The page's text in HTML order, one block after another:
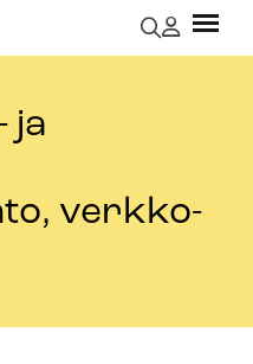
ja
verkko-